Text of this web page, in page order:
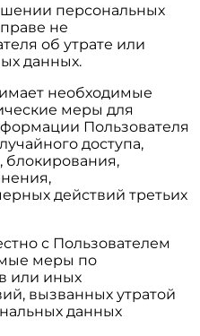
персональных
не
об утрате или
данных.
необходимые
меры для
Пользователя
доступа,
блокирования,
действий третьих
с Пользователем
меры по
или иных
вызванных утратой
данных